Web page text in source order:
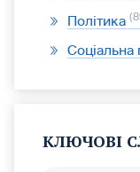
Політика
Соціальна
КЛЮЧОВІ